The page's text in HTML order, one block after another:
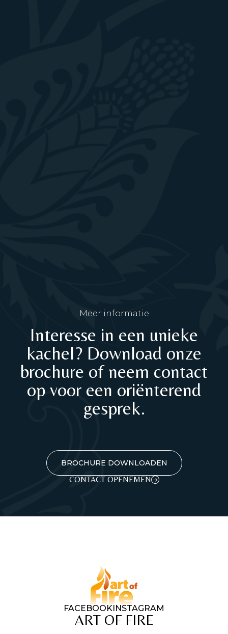
Meer informatie
Interesse in een unieke
kachel? Download onze
brochure of neem contact
op voor een oriënterend
gesprek.
BROCHURE DOWNLOADEN
CONTACT OPENEMEN
FACEBOOKINSTAGRAM
ART OF FIRE